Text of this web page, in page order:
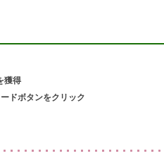
獲得
ドボタンをクリック